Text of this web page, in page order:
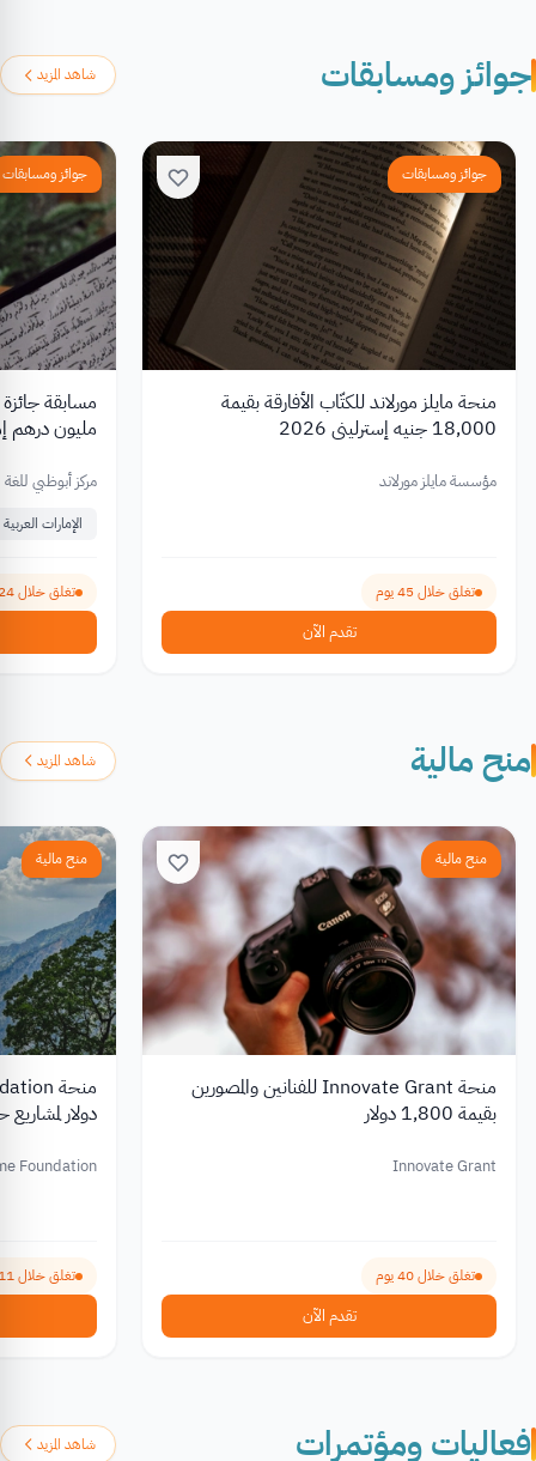
جوائز ومسابقات شاهد المزيد
جوائز ومسابقات
منحة مايلز مورلاند للكتّاب الأفارقة بقيمة
18,000 جنيه إسترليني 2026
مؤسسة مايلز مورلاند
تغلق خلال 45 يوم
تقدم الآن
جوائز ومسابقات
مسابقة
مليون درهم
مركز أبوظبي للغة
الإمارات
تغلق خلال 24 يوم
منح مالية شاهد المزيد
منح مالية
منحة Innovate Grant للفنانين والمصورين
بقيمة 1,800 دولار
Innovate Grant
تغلق خلال 40 يوم
تقدم الآن
منح مالية
دولار
Foundation
تغلق خلال 111 يوم
فعاليات ومؤتمرات شاهد المزيد